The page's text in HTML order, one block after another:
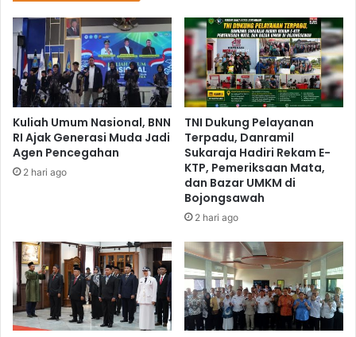
Kuliah Umum Nasional, BNN
RI Ajak Generasi Muda Jadi
Agen Pencegahan
2 hari ago
TNI Dukung Pelayanan
Terpadu, Danramil
Sukaraja Hadiri Rekam E-
KTP, Pemeriksaan Mata,
dan Bazar UMKM di
Bojongsawah
2 hari ago